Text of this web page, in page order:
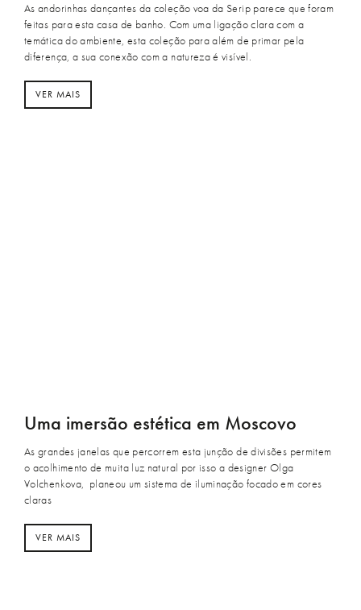
As andorinhas dançantes da coleção voa da Serip parece que foram
feitas para esta casa de banho. Com uma ligação clara com a
temática do ambiente, esta coleção para além de primar pela
diferença, a sua conexão com a natureza é visível.
VER MAIS
Uma imersão estética em Moscovo
As grandes janelas que percorrem esta junção de divisões permitem
o acolhimento de muita luz natural por isso a designer Olga
Volchenkova, planeou um sistema de iluminação focado em cores
claras
VER MAIS